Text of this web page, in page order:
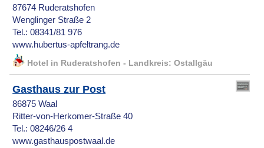
87674 Ruderatshofen
Wenglinger Straße 2
Tel.: 08341/81 976
www.hubertus-apfeltrang.de
Hotel in Ruderatshofen - Landkreis: Ostallgäu
Gasthaus zur Post
86875 Waal
Ritter-von-Herkomer-Straße 40
Tel.: 08246/26 4
www.gasthauspostwaal.de